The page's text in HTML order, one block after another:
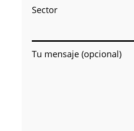
Sector
Tu mensaje (opcional)